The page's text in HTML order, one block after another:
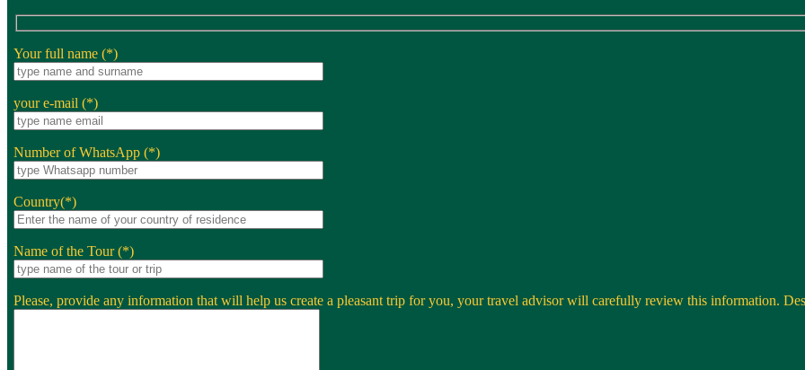
Your full name (*)
your e-mail (*)
Number of WhatsApp (*)
Country(*)
Name of the Tour (*)
Please, provide any information that will help us create a pleasant trip for you, your travel advisor will carefully review this information.